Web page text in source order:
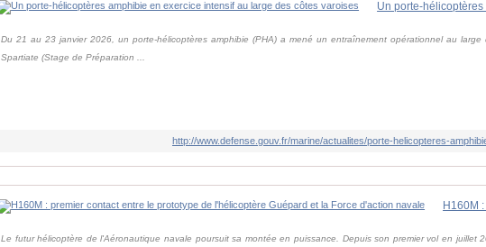
Du 21 au 23 janvier 2026, un porte-hélicoptères amphibie (PHA) a mené un entraînement opérationnel au
Spartiate (Stage de Préparation ...
http://www.defense.gouv.fr/marine/actualites/porte-helicopteres-
Le futur hélicoptère de l'Aéronautique navale poursuit sa montée en puissance. Depuis son premier vol en juillet